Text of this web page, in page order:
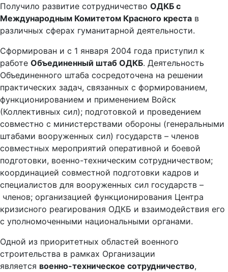
Получило развитие сотрудничество ОДКБ с
Международным Комитетом Красного креста в
различных сферах гуманитарной деятельности.
Сформирован и с 1 января 2004 года приступил к
работе Объединенный штаб ОДКБ. Деятельность
Объединенного штаба сосредоточена на решении
практических задач, связанных с формированием,
функционированием и применением Войск
(Коллективных сил); подготовкой и проведением
совместно с министерствами обороны (генеральными
штабами вооруженных сил) государств – членов
совместных мероприятий оперативной и боевой
подготовки, военно-техническим сотрудничеством;
координацией совместной подготовки кадров и
специалистов для вооруженных сил государств –
членов; организацией функционирования Центра
кризисного реагирования ОДКБ и взаимодействия его
с уполномоченными национальными органами.
Одной из приоритетных областей военного
строительства в рамках Организации
является военно-техническое сотрудничество,